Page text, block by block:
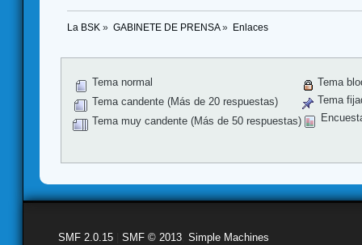
La BSK » GABINETE DE PRENSA» Enlaces
Tema normal
Tema candente (Más de 20 respuestas)
Tema muy candente (Más de 50 respuestas)
Tema
Tema
SMF 2.0.15 SMF © 2013 Simple Machines